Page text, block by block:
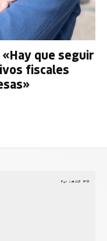
que seguir
fiscales